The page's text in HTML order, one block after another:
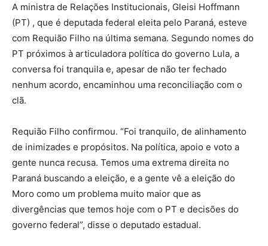
A ministra de Relações Institucionais, Gleisi Hoffmann
(PT) , que é deputada federal eleita pelo Paraná, esteve
com Requião Filho na última semana. Segundo nomes do
PT próximos à articuladora política do governo Lula, a
conversa foi tranquila e, apesar de não ter fechado
nenhum acordo, encaminhou uma reconciliação com o
clã.
Requião Filho confirmou. “Foi tranquilo, de alinhamento
de inimizades e propósitos. Na política, apoio e voto a
gente nunca recusa. Temos uma extrema direita no
Paraná buscando a eleição, e a gente vê a eleição do
Moro como um problema muito maior que as
divergências que temos hoje com o PT e decisões do
governo federal”, disse o deputado estadual.